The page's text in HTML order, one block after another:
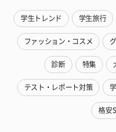
学生トレンド 学生旅行
ファッション・コスメ
診断 特集
テスト・レポート対策
格安